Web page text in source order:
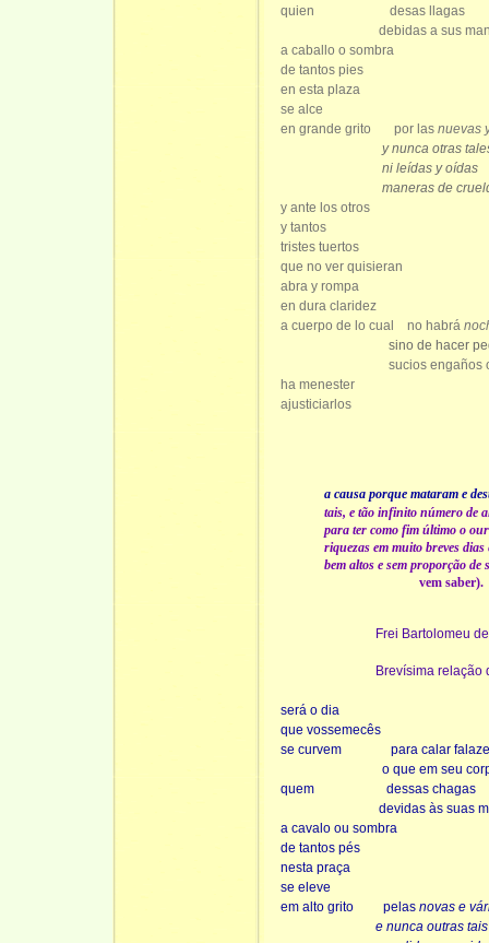
quien
desas llagas
debidas a sus
a caballo o sombra
de tantos pies
en esta plaza
se alce
en grande grito
por las nuevas
y nunca otras
ni leídas y oídas
maneras de
y ante los otros
y tantos
tristes tuertos
que no ver quisieran
abra y rompa
en dura claridez
a cuerpo de lo cual
no habrá
sino de hacer
sucios engaños
ha menester
ajusticiarlos
a causa porque mataram e
tais, e tão infinito número de
para ter como fim último o
riquezas em muito breves dias
bem altos e sem proporção de
vem saber).
Frei Bartolomeu
Brevísima relação
será o dia
que vossemecês
se curvem
para calar
o que em seu
quem
dessas chagas
devidas às suas
a cavalo ou sombra
de tantos pés
nesta praça
se eleve
em alto grito
pelas novas e
e nunca outras